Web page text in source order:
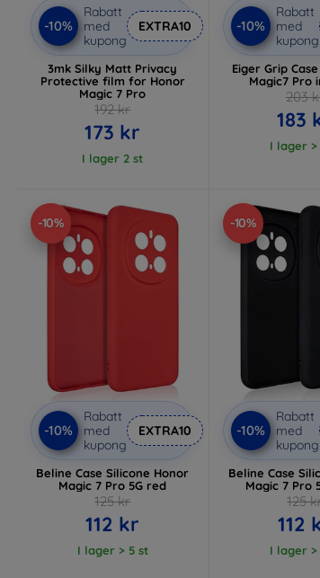
-10%
Rabatt
med
kupong
EXTRA10
3mk Silky Matt Privacy
Protective film for Honor
Magic 7 Pro
192 kr
173 kr
I lager 2 st
-10%
Rabatt
med
kupong
Eiger Grip
Magic7 Pro
203
183
I lager >
-10%
-10%
Rabatt
med
kupong
EXTRA10
Beline Case Silicone Honor
Magic 7 Pro 5G red
125 kr
112 kr
I lager > 5 st
-10%
-10%
Rabatt
med
kupong
Beline Case
Magic 7 Pro
125
112
I lager >